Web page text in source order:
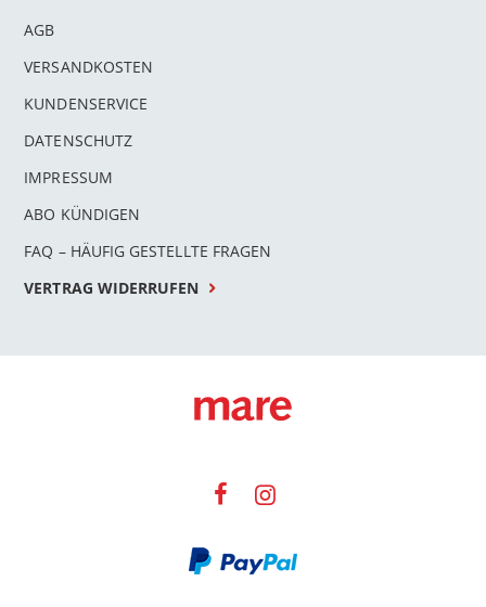
AGB
VERSANDKOSTEN
KUNDENSERVICE
DATENSCHUTZ
IMPRESSUM
ABO KÜNDIGEN
FAQ – HÄUFIG GESTELLTE FRAGEN
VERTRAG WIDERRUFEN